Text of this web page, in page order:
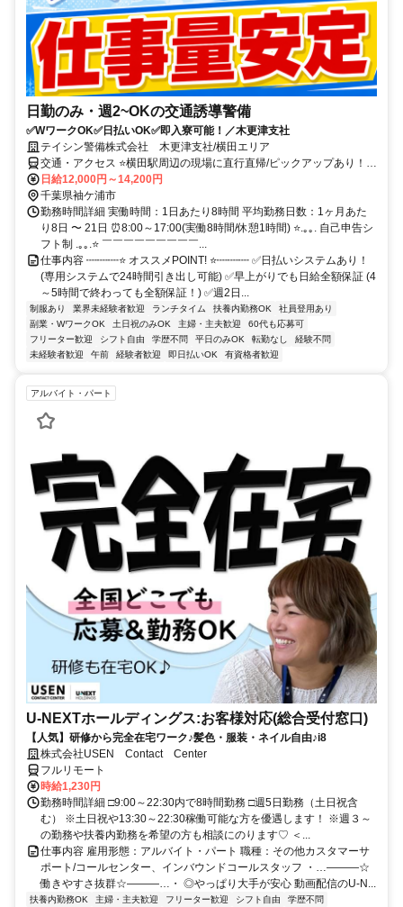
日勤のみ・週2~OKの交通誘導警備
✅WワークOK✅日払いOK✅即入寮可能！／木更津支社
テイシン警備株式会社 木更津支社/横田エリア
交通・アクセス ⭐横田駅周辺の現場に直行直帰/ピックアップあり！移
動の心配は不要です♪
日給12,000円～14,200円
千葉県袖ケ浦市
勤務時間詳細 実働時間：1日あたり8時間 平均勤務日数：1ヶ月あた
り8日 〜 21日 ⏰8:00～17:00(実働8時間/休憩1時間) ⭐.｡｡. 自己申告シ
フト制 .｡｡.⭐ ￣￣￣￣￣￣￣￣￣...
仕事内容 ┉┉┉⭐ オススメPOINT! ⭐┉┉┉ ✅日払いシステムあり！
(専用システムで24時間引き出し可能) ✅早上がりでも日給全額保証 (4
～5時間で終わっても全額保証！) ✅週2日...
制服あり 業界未経験者歓迎 ランチタイム 扶養内勤務OK
社員登用あり
副業・WワークOK
土日祝のみOK 主婦・主夫歓迎
60代も応募可
フリーター歓迎
シフト自由 学歴不問 平日のみOK 転勤なし
経験不問
未経験者歓迎
午前 経験者歓迎 即日払いOK 有資格者歓迎
アルバイト・パート
U-NEXTホールディングス:お客様対応(総合受付窓口)
【人気】研修から完全在宅ワーク♪髪色・服装・ネイル自由♪i8
株式会社USEN Contact Center
フルリモート
時給1,230円
勤務時間詳細 □9:00～22:30内で8時間勤務 □週5日勤務（土日祝含
む） ※土日祝や13:30～22:30稼働可能な方を優遇します！ ※週３～
の勤務や扶養内勤務を希望の方も相談にのります♡ ＜...
仕事内容 雇用形態：アルバイト・パート 職種：その他カスタマーサ
ポート/コールセンター、インバウンドコールスタッフ ・…―――☆
働きやすさ抜群☆―――…・ ◎やっぱり大手が安心 動画配信のU-N...
扶養内勤務OK 主婦・主夫歓迎 フリーター歓迎 シフト自由
学歴不問